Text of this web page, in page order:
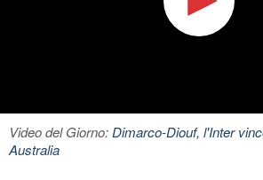
Video del Giorno: Dimarco-Diouf, l'Inter
Australia